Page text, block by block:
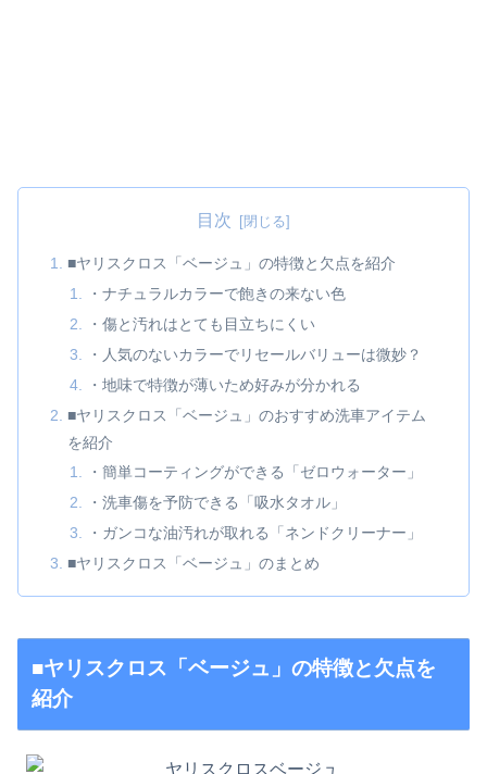
目次
■ヤリスクロス「ベージュ」の特徴と欠点を紹介
・ナチュラルカラーで飽きの来ない色
・傷と汚れはとても目立ちにくい
・人気のないカラーでリセールバリューは微妙？
・地味で特徴が薄いため好みが分かれる
■ヤリスクロス「ベージュ」のおすすめ洗車アイテム
を紹介
・簡単コーティングができる「ゼロウォーター」
・洗車傷を予防できる「吸水タオル」
・ガンコな油汚れが取れる「ネンドクリーナー」
■ヤリスクロス「ベージュ」のまとめ
■ヤリスクロス「ベージュ」の特徴と欠点を
紹介